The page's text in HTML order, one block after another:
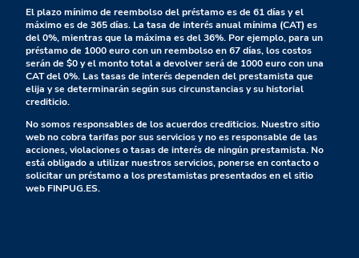
El plazo mínimo de reembolso del préstamo es de 61 días y el
máximo es de 365 días. La tasa de interés anual mínima (CAT) es
del 0%, mientras que la máxima es del 36%. Por ejemplo, para un
préstamo de 1000 euro con un reembolso en 67 días, los costos
serán de $0 y el monto total a devolver será de 1000 euro con una
CAT del 0%. Las tasas de interés dependen del prestamista que
elija y se determinarán según sus circunstancias y su historial
crediticio.
No somos responsables de los acuerdos crediticios. Nuestro sitio
web no cobra tarifas por sus servicios y no es responsable de las
acciones, violaciones o tasas de interés de ningún prestamista. No
está obligado a utilizar nuestros servicios, ponerse en contacto o
solicitar un préstamo a los prestamistas presentados en el sitio
web FINPUG.ES.